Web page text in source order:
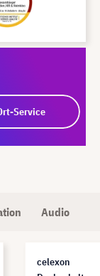
Service
Audio
celexon